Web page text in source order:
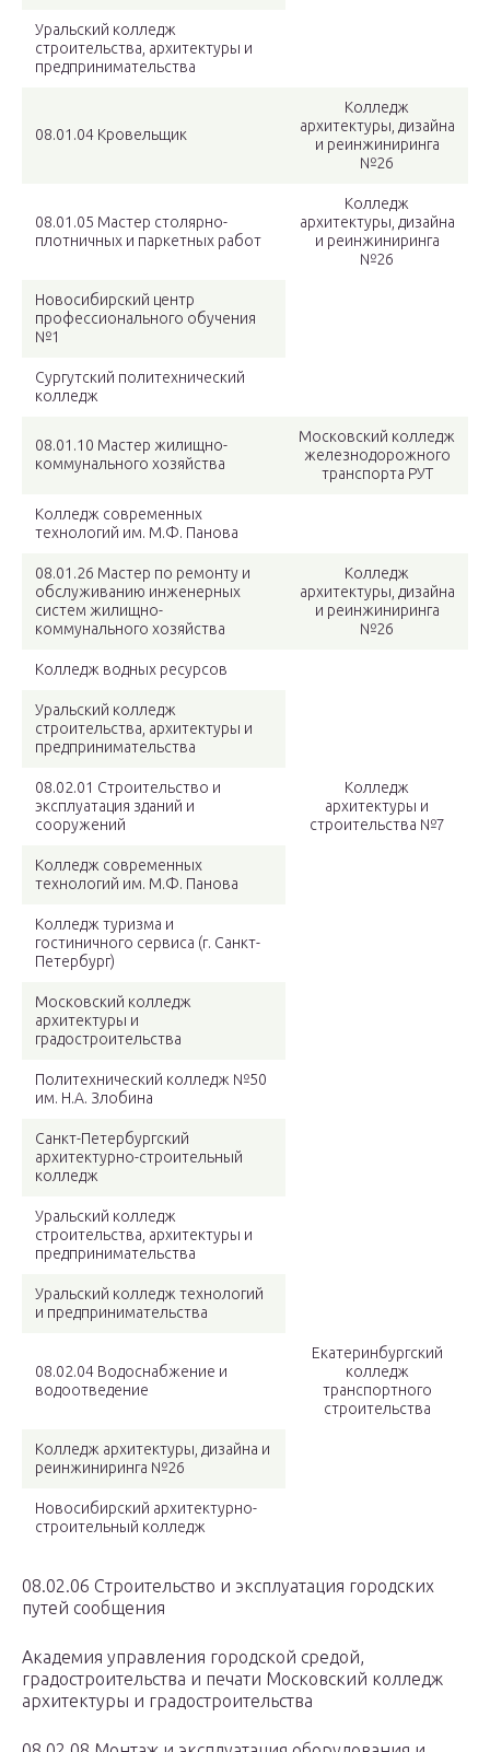
Уральский колледж
строительства, архитектуры и
предпринимательства
08.01.04 Кровельщик
Колледж
архитектуры, дизайна
и реинжиниринга
№26
08.01.05 Мастер столярно-
плотничных и паркетных работ
Колледж
архитектуры, дизайна
и реинжиниринга
№26
Новосибирский центр
профессионального обучения
№1
Сургутский политехнический
колледж
08.01.10 Мастер жилищно-
коммунального хозяйства
Московский колледж
железнодорожного
транспорта РУТ
Колледж современных
технологий им. М.Ф. Панова
08.01.26 Мастер по ремонту и
обслуживанию инженерных
систем жилищно-
коммунального хозяйства
Колледж
архитектуры, дизайна
и реинжиниринга
№26
Колледж водных ресурсов
Уральский колледж
строительства, архитектуры и
предпринимательства
08.02.01 Строительство и
эксплуатация зданий и
сооружений
Колледж
архитектуры и
строительства №7
Колледж современных
технологий им. М.Ф. Панова
Колледж туризма и
гостиничного сервиса (г. Санкт-
Петербург)
Московский колледж
архитектуры и
градостроительства
Политехнический колледж №50
им. Н.А. Злобина
Санкт-Петербургский
архитектурно-строительный
колледж
Уральский колледж
строительства, архитектуры и
предпринимательства
Уральский колледж технологий
и предпринимательства
08.02.04 Водоснабжение и
водоотведение
Екатеринбургский
колледж
транспортного
строительства
Колледж архитектуры, дизайна и
реинжиниринга №26
Новосибирский архитектурно-
строительный колледж
08.02.06 Строительство и эксплуатация городских
путей сообщения
Академия управления городской средой,
градостроительства и печати Московский колледж
архитектуры и градостроительства